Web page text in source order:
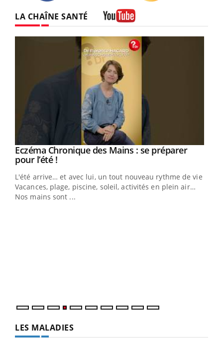
LA CHAÎNE SANTÉ
Youtube
Eczéma Chronique des Mains : se préparer
pour l’été !Youtube
L'été arrive… et avec lui, un tout nouveau rythme de vie !
Vacances, plage, piscine, soleil, activités en plein air…
Nos mains sont ...
LES MALADIES